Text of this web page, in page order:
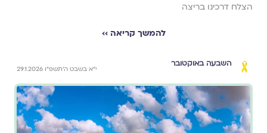
הצלח דרכינו בריצה
להמשך קריאה ››
השבעה באוקטובר
י״א בשבט ה׳תשפ״ו 29.1.2026